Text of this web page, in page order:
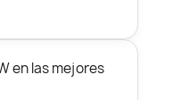
en las mejores